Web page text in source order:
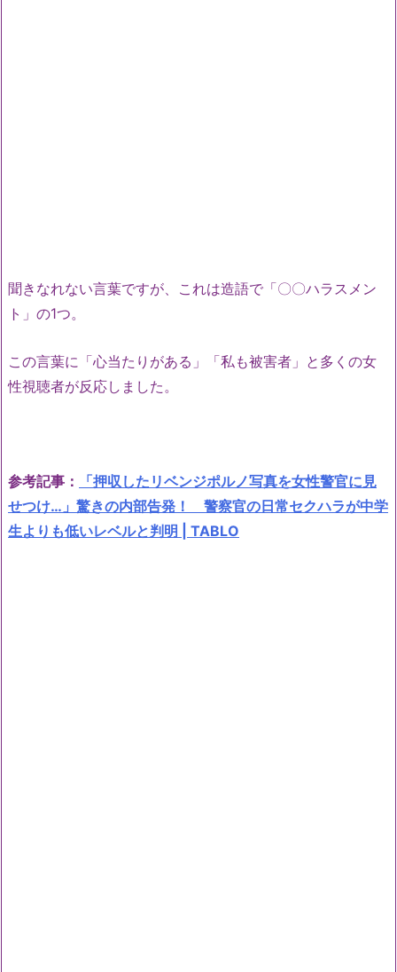
聞きなれない言葉ですが、これは造語で「〇〇ハラスメン
ト」の1つ。
この言葉に「心当たりがある」「私も被害者」と多くの女
性視聴者が反応しました。
参考記事：
「押収したリベンジポルノ写真を女性警官に見
せつけ…」驚きの内部告発！ 警察官の日常セクハラが中学
生よりも低いレベルと判明 | TABLO